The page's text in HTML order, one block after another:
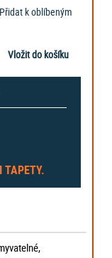
Přidat k oblíbeným
TAPETY.